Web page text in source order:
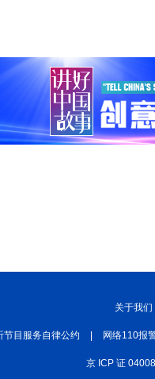
关于我们
节目服务自律公约 网络110报
京 ICP 证